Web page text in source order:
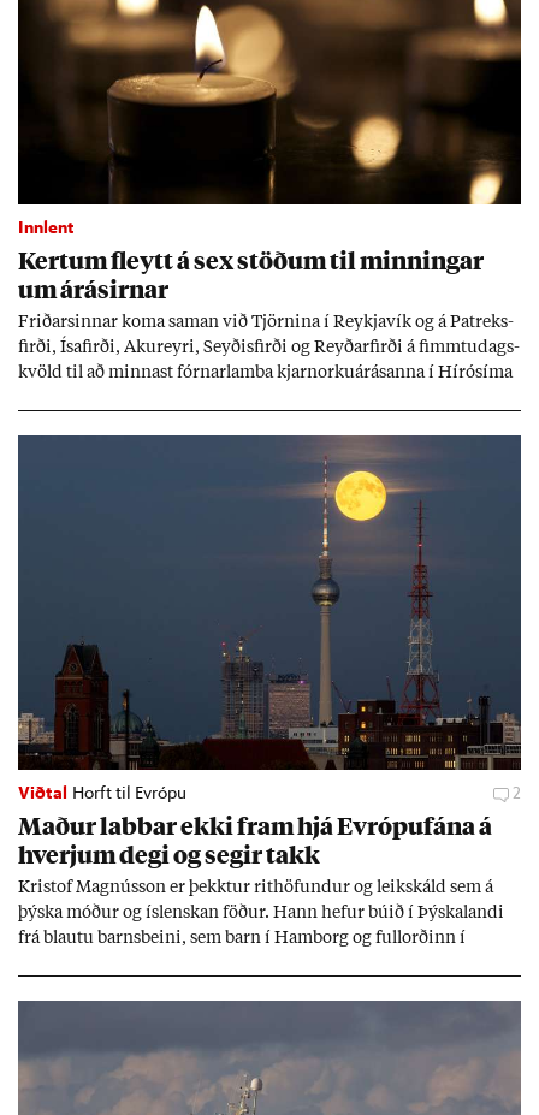
Innlent
Kert­um fleytt á sex stöð­um til minn­ing­ar
um árás­irn­ar
Frið­arsinn­ar koma sam­an við Tjörn­ina í Reykja­vík og á Pat­reks­
firði, Ísa­firði, Ak­ur­eyri, Seyð­is­firði og Reyð­ar­firði á fimmtu­dags­
kvöld til að minn­ast fórn­ar­lamba kjarn­orku­árás­anna í Hírósíma
Viðtal Horft til Evrópu 2
Mað­ur labb­ar ekki fram hjá Evr­ópuf­ána á
hverj­um degi og seg­ir takk
Kri­stof Magnús­son er þekkt­ur rit­höf­und­ur og leik­skáld sem á
þýska móð­ur og ís­lensk­an föð­ur. Hann hef­ur bú­ið í Þýskalandi
frá blautu barns­beini, sem barn í Ham­borg og full­orð­inn í